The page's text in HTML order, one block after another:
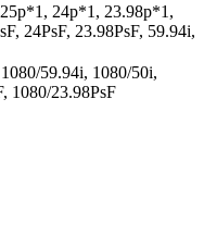
24p*1, 23.98p*1,
24PsF, 23.98PsF, 59.94i,
59.94i, 1080/50i,
1080/23.98PsF